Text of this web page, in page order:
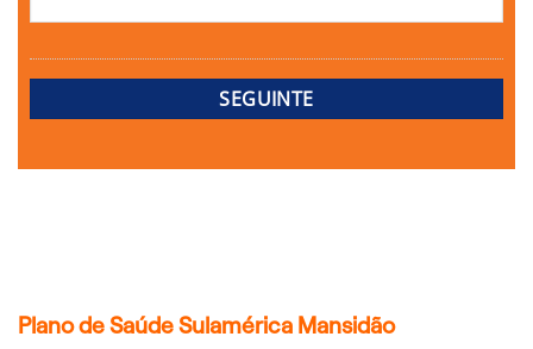
Plano de Saúde Sulamérica Mansidão